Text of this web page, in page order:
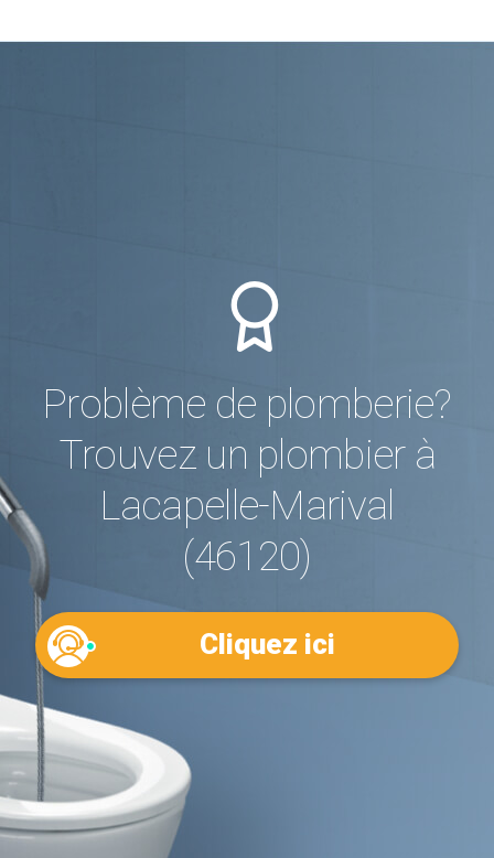
Problème de plomberie?
Trouvez un plombier à
Lacapelle-Marival
(46120)
Cliquez ici